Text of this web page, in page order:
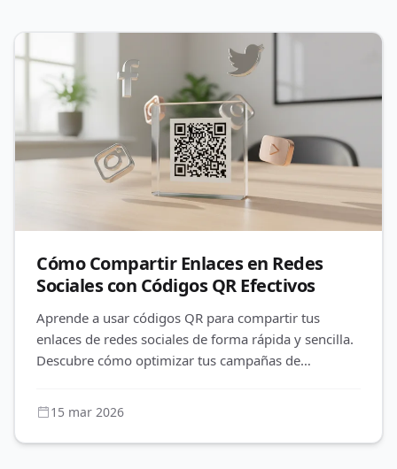
Cómo Compartir Enlaces en Redes
Sociales con Códigos QR Efectivos
Aprende a usar códigos QR para compartir tus
enlaces de redes sociales de forma rápida y sencilla.
Descubre cómo optimizar tus campañas de
15 mar 2026